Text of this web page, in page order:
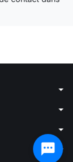
arrow_drop_down
arrow_drop_down
arrow_drop_down
arrow_drop_down